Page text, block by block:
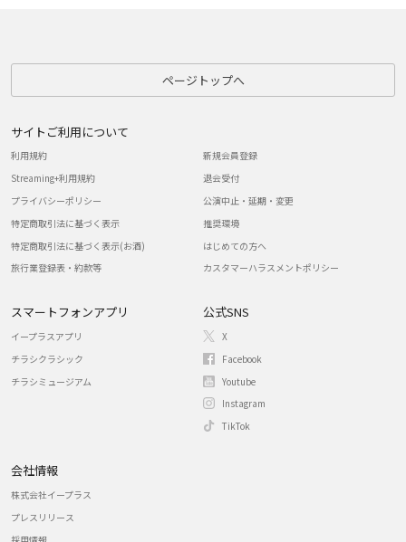
ページトップへ
サイトご利用について
利用規約
Streaming+利用規約
プライバシーポリシー
特定商取引法に基づく表示
特定商取引法に基づく表示(お酒)
旅行業登録表・約款等
新規会員登録
退会受付
公演中止・延期・変更
推奨環境
はじめての方へ
カスタマーハラスメントポリシー
スマートフォンアプリ
イープラスアプリ
チラシクラシック
チラシミュージアム
公式SNS
X
Facebook
Youtube
Instagram
TikTok
会社情報
株式会社イープラス
プレスリリース